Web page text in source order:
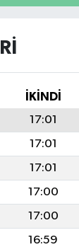
İKINDI
17:01
17:01
17:01
17:00
17:00
16:59